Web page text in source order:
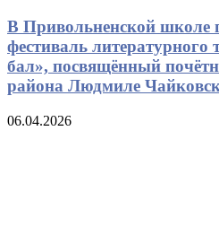
В Привольненской
фестиваль литературного
бал», посвящённый
района Людмиле
06.04.2026